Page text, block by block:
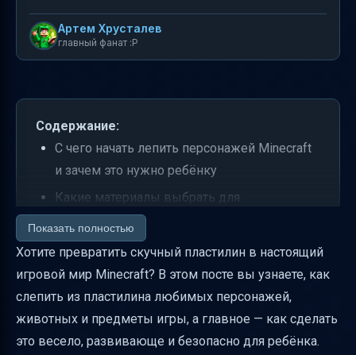
Артем Хрусталев
главный фанат :P
Содержание:
С чего начать лепить персонажей Minecraft
и зачем это нужно ребёнку
Какие материалы выбрать для
долговечных фигурок
Безопасность и уход за материалами
Пошаговый план создания игрового мира
Minecraft из пластилина
Внимание к деталям — как научить ребёнка
быть аккуратным
Показать полностью
Хотите превратить скучный пластилин в настоящий
игровой мир Minecraft? В этом посте вы узнаете, как
слепить из пластилина любимых персонажей,
животных и предметы игры, а главное — как сделать
это весело, развивающе и безопасно для ребёнка.